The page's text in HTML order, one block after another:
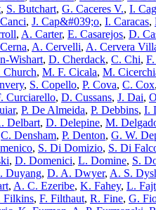
, S. Butchart, G. Caceres V., I.
, J. Cap&#039;o, I. Caracas,
, A. Carter, E. Casarejos, D.
, A. Cervelli, A. Cervera
Wishart, D. Cherdack, C. Chi,
Church, M. F. Cicala, M.
, S. Copello, P. Cova, C. Cox,
Curciarello, D. Cussans, J. Dai,
, P. De Almeida, P. Debbins, I.
Delbart, D. Delepine, M.
C. Densham, P. Denton, G. W.
, S. Di Domizio, S. Di
, D. Domenici, L. Domine, S.
Duyang, D. A. Dwyer, A. S.
, A. C. Ezeribe, K. Fahey, L. Fajt
Filkins, F. Filthaut, R. Fine, G.